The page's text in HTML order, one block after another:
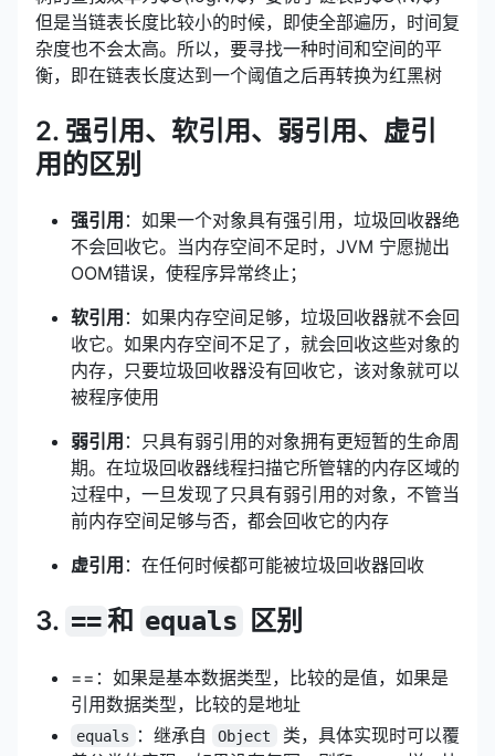
但是当链表长度比较小的时候，即使全部遍历，时间复
杂度也不会太高。所以，要寻找一种时间和空间的平
衡，即在链表长度达到一个阈值之后再转换为红黑树
2. 强引用、软引用、弱引用、虚引
用的区别
强引用 ：如果一个对象具有强引用，垃圾回收器绝
不会回收它。当内存空间不足时，JVM 宁愿抛出
OOM错误，使程序异常终止；
软引用 ：如果内存空间足够，垃圾回收器就不会回
收它。如果内存空间不足了，就会回收这些对象的
内存，只要垃圾回收器没有回收它，该对象就可以
被程序使用
弱引用 ：只具有弱引用的对象拥有更短暂的生命周
期。在垃圾回收器线程扫描它所管辖的内存区域的
过程中，一旦发现了只具有弱引用的对象，不管当
前内存空间足够与否，都会回收它的内存
虚引用 ：在任何时候都可能被垃圾回收器回收
3. ==和 equals 区别
==：如果是基本数据类型，比较的是值，如果是
引用数据类型，比较的是地址
equals ：继承自 Object
类，具体实现时可以覆